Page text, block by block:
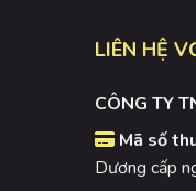
LIÊN HỆ
CÔNG TY
Mã số
Dương cấp